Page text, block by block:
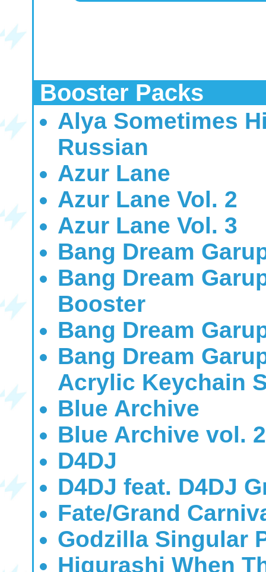
Booster Packs
Alya Sometimes
Russian
Azur Lane
Azur Lane Vol. 2
Azur Lane Vol. 3
Bang Dream
Bang Dream
Booster
Bang Dream
Bang Dream
Acrylic Keychain
Blue Archive
Blue Archive vol. 2
D4DJ
D4DJ feat. D4DJ
Fate/Grand
Godzilla Singular
Higurashi When